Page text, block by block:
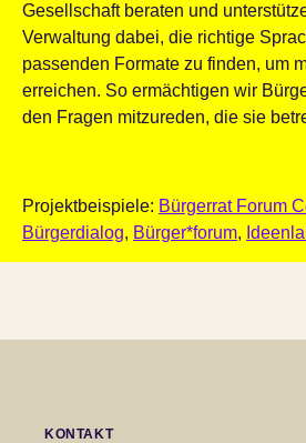
Gesellschaft beraten und
Verwaltung dabei, die richtige
passenden Formate zu finden, um
erreichen. So ermächtigen wir
den Fragen mitzureden, die sie
Projektbeispiele: Bürgerrat Forum
Bürgerdialog, Bürger*forum,
KONTAKT